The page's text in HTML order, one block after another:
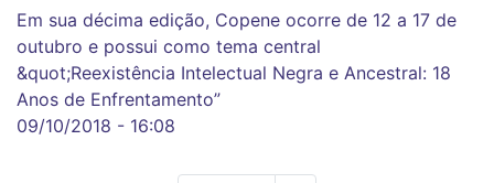
Em sua décima edição, Copene ocorre de 12 a 17 de
outubro e possui como tema central
&quot;Reexistência Intelectual Negra e Ancestral: 18
Anos de Enfrentamento”
09/10/2018 - 16:08